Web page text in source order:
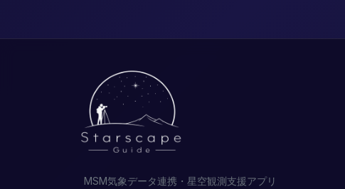
MSM気象データ連携・星空観測支援アプリ